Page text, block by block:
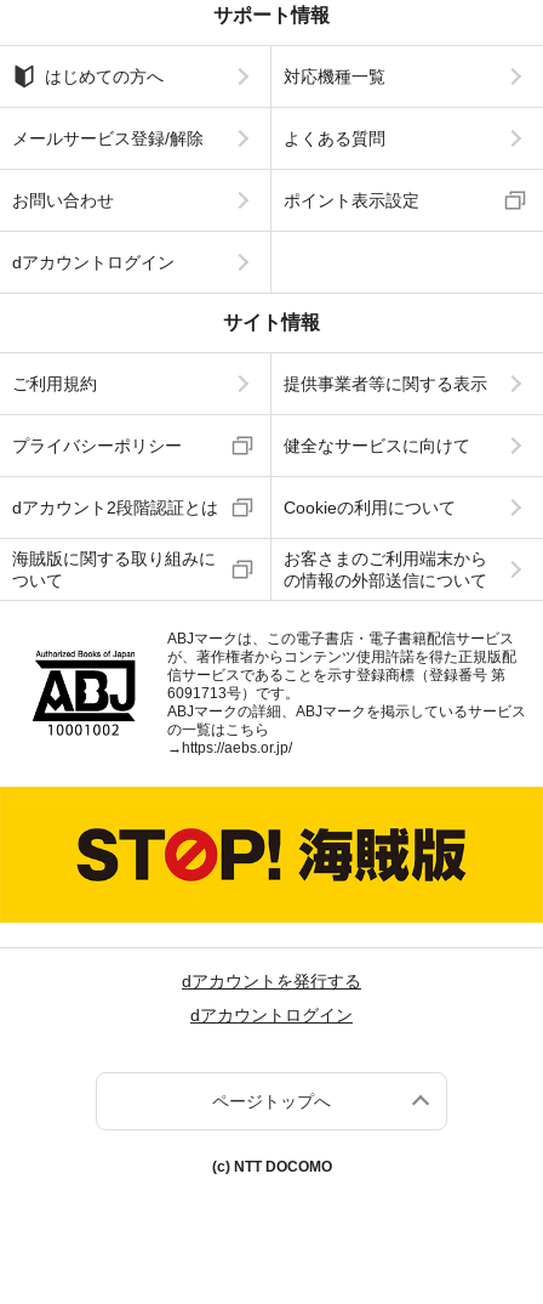
サポート情報
はじめての方へ 対応機種一覧
メールサービス登録/解除 よくある質問
お問い合わせ ポイント表示設定
dアカウントログイン
サイト情報
ご利用規約 提供事業者等に関する表示
プライバシーポリシー 健全なサービスに向けて
dアカウント2段階認証とは Cookieの利用について
海賊版に関する取り組みに
ついて
お客さまのご利用端末から
の情報の外部送信について
ABJマークは、この電子書店・電子書籍配信サービス
が、著作権者からコンテンツ使用許諾を得た正規版配
信サービスであることを示す登録商標（登録番号 第
6091713号）です。
ABJマークの詳細、ABJマークを掲示しているサービス
の一覧はこちら
→https://aebs.or.jp/
dアカウントを発行する
dアカウントログイン
ページトップへ
(c) NTT DOCOMO